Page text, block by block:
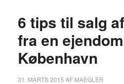
6 tips til salg
fra en
København
31. MARTS 2015 AF MAEGLER